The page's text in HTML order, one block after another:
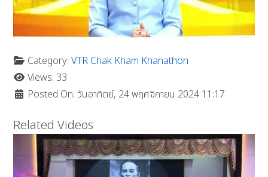
Category:VTR Chak Kham Khanathon
Views: 33
Posted On: วันอาทิตย์, 24 พฤศจิกายน 2024 11:17
Related Videos